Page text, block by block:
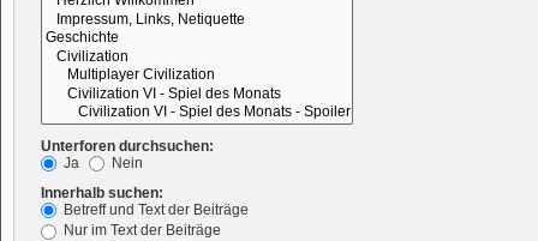
Unterforen durchsuchen:
Ja
Nein
Innerhalb suchen:
Betreff und Text der Beiträge
Nur im Text der Beiträge